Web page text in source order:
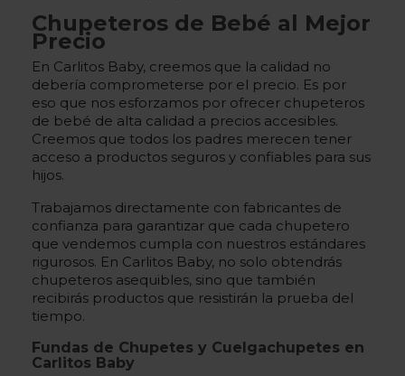
Chupeteros de Bebé al Mejor
Precio
En Carlitos Baby, creemos que la calidad no
debería comprometerse por el precio. Es por
eso que nos esforzamos por ofrecer chupeteros
de bebé de alta calidad a precios accesibles.
Creemos que todos los padres merecen tener
acceso a productos seguros y confiables para sus
hijos.
Trabajamos directamente con fabricantes de
confianza para garantizar que cada chupetero
que vendemos cumpla con nuestros estándares
rigurosos. En Carlitos Baby, no solo obtendrás
chupeteros asequibles, sino que también
recibirás productos que resistirán la prueba del
tiempo.
Fundas de Chupetes y Cuelgachupetes en
Carlitos Baby